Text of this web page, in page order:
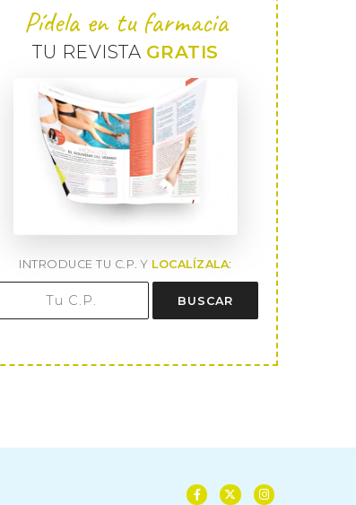
Pídela en tu farmacia
TU REVISTA GRATIS
INTRODUCE TU C.P. Y LOCALÍZALA:
BUSCAR